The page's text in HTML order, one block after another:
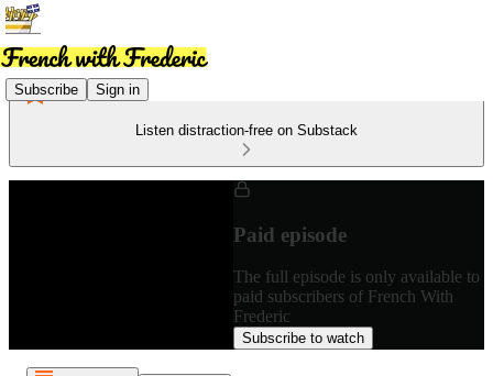
Subscribe Sign in
Listen distraction-free on Substack
Paid episode
The full episode is only available to
paid subscribers of French With
Frederic
Subscribe to watch